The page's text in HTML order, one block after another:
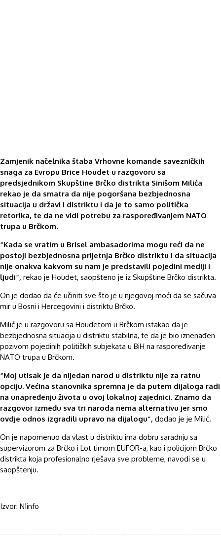
Zamjenik načelnika štaba Vrhovne komande savezničkih
snaga za Evropu Brice Houdet u razgovoru sa
predsjednikom Skupštine Brčko distrikta Sinišom Milića
rekao je da smatra da nije pogoršana bezbjednosna
situacija u državi i distriktu i da je to samo politička
retorika, te da ne vidi potrebu za raspoređivanjem NATO
trupa u Brčkom.
“Kada se vratim u Brisel ambasadorima mogu reći da ne
postoji bezbjednosna prijetnja Brčko distriktu i da situacija
nije onakva kakvom su nam je predstavili pojedini mediji i
ljudi”, rekao je Houdet, saopšteno je iz Skupštine Brčko distrikta.
On je dodao da će učiniti sve što je u njegovoj moći da se sačuva
mir u Bosni i Hercegovini i distriktu Brčko.
Milić je u razgovoru sa Houdetom u Brčkom istakao da je
bezbjednosna situacija u distriktu stabilna, te da je bio iznenađen
pozivom pojedinih političkih subjekata u BiH na raspoređivanje
NATO trupa u Brčkom.
“Moj utisak je da nijedan narod u distriktu nije za ratnu
opciju. Većina stanovnika spremna je da putem dijaloga radi
na unapređenju života u ovoj lokalnoj zajednici. Znamo da
razgovor između sva tri naroda nema alternativu jer smo
ovdje odnos izgradili upravo na dijalogu”, dodao je je Milić.
On je napomenuo da vlast u distriktu ima dobru saradnju sa
supervizorom za Brčko i Lot timom EUFOR-a, kao i policijom Brčko
distrikta koja profesionalno rješava sve probleme, navodi se u
saopštenju.
Izvor: N1info